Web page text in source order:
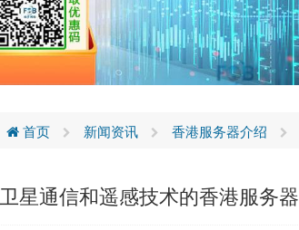
首页 新闻资讯 香港服务器介绍
卫星通信和遥感技术的香港服务器